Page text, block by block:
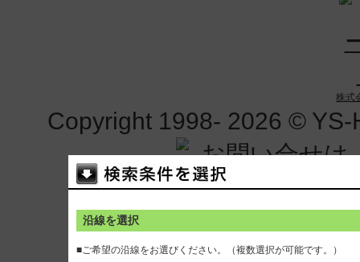
沿線を選択
■ご希望の沿線をお選びください。（複数選択が可能です。）
株式
Copyright 1998- 2026 © YS-